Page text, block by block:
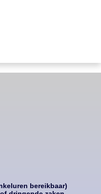
bereikbaar)